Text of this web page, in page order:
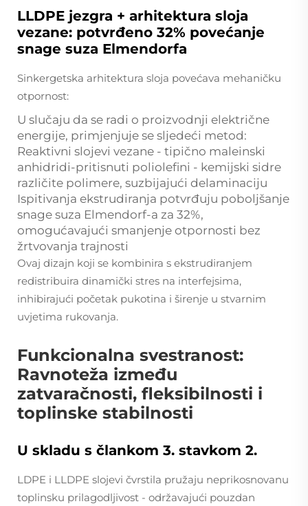
LLDPE jezgra + arhitektura sloja
vezane: potvrđeno 32% povećanje
snage suza Elmendorfa
Sinkergetska arhitektura sloja povećava mehaničku
otpornost:
U slučaju da se radi o proizvodnji električne
energije, primjenjuje se sljedeći metod:
Reaktivni slojevi vezane - tipično maleinski
anhidridi-pritisnuti poliolefini - kemijski sidre
različite polimere, suzbijajući delaminaciju
Ispitivanja ekstrudiranja potvrđuju poboljšanje
snage suza Elmendorf-a za 32%,
omogućavajući smanjenje otpornosti bez
žrtvovanja trajnosti
Ovaj dizajn koji se kombinira s ekstrudiranjem
redistribuira dinamički stres na interfejsima,
inhibirajući početak pukotina i širenje u stvarnim
uvjetima rukovanja.
Funkcionalna svestranost:
Ravnoteža između
zatvaračnosti, fleksibilnosti i
toplinske stabilnosti
U skladu s člankom 3. stavkom 2.
LDPE i LLDPE slojevi čvrstila pružaju neprikosnovanu
toplinsku prilagodljivost - održavajući pouzdan